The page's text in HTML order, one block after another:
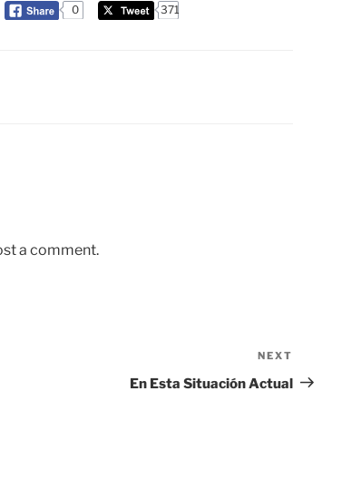
0 371
a comment.
Post
NEXT
En Esta Situación Actual